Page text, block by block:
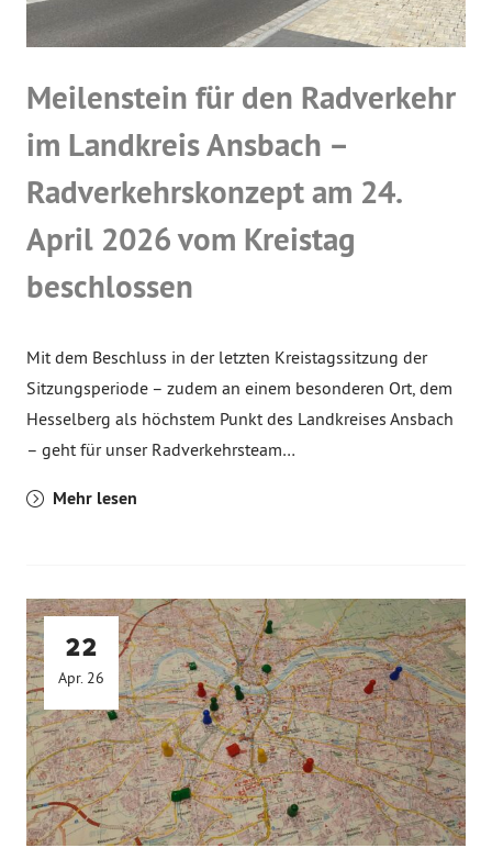
Meilenstein für den Radverkehr
im Landkreis Ansbach –
Radverkehrskonzept am 24.
April 2026 vom Kreistag
beschlossen
Mit dem Beschluss in der letzten Kreistagssitzung der
Sitzungsperiode – zudem an einem besonderen Ort, dem
Hesselberg als höchstem Punkt des Landkreises Ansbach
– geht für unser Radverkehrsteam…
Mehr lesen
22
Apr. 26